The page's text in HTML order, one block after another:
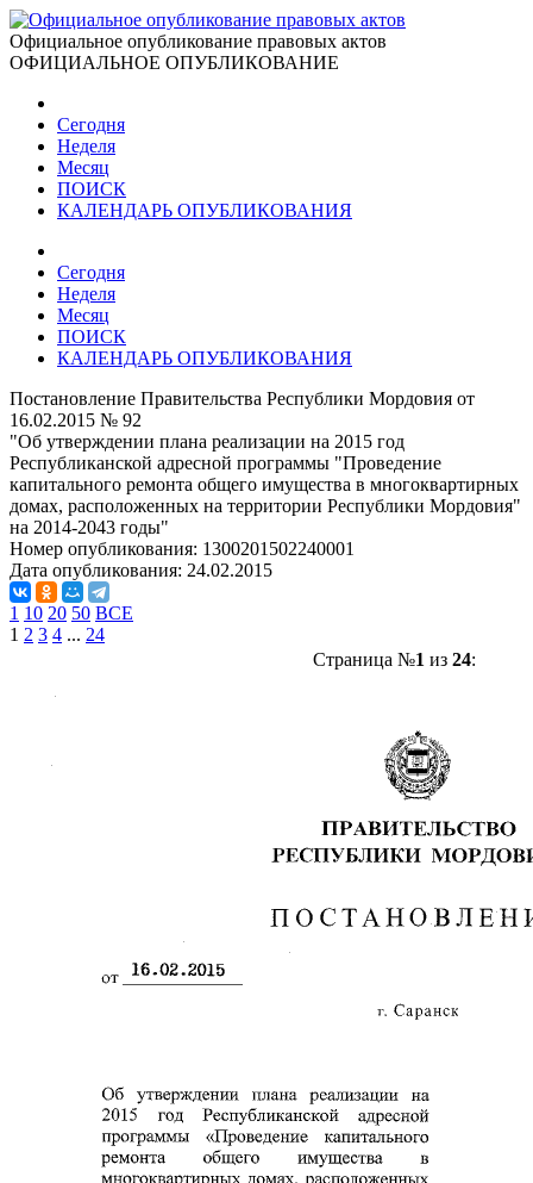
Официальное опубликование правовых актов
ОФИЦИАЛЬНОЕ ОПУБЛИКОВАНИЕ
Сегодня
Неделя
Месяц
ПОИСК
КАЛЕНДАРЬ ОПУБЛИКОВАНИЯ
Сегодня
Неделя
Месяц
ПОИСК
КАЛЕНДАРЬ ОПУБЛИКОВАНИЯ
Постановление Правительства Республики Мордовия от
16.02.2015 № 92
"Об утверждении плана реализации на 2015 год
Республиканской адресной программы "Проведение
капитального ремонта общего имущества в многоквартирных
домах, расположенных на территории Республики Мордовия"
на 2014-2043 годы"
Номер опубликования: 1300201502240001
Дата опубликования: 24.02.2015
1 10 20 50 ВСЕ
1 2 3 4 ... 24
Страница №1 из 24: